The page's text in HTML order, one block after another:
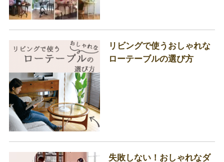
リビングで使うおしゃれな
ローテーブルの選び方
失敗しない！おしゃれなダ